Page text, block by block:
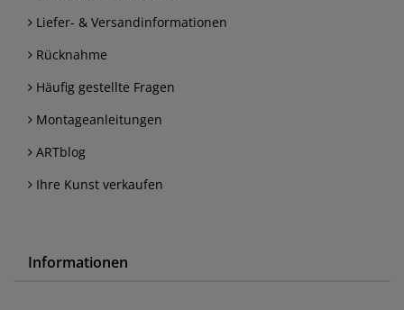
Liefer- & Versandinformationen
Rücknahme
Häufig gestellte Fragen
Montageanleitungen
ARTblog
Ihre Kunst verkaufen
Informationen